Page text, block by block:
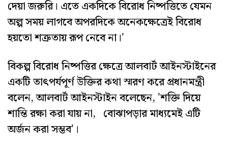
দেয়া জরুরি। এতে একদিকে বিরোধ নিষ্পত্তিতে যেমন
অল্প সময় লাগবে অপরদিকে অনেকক্ষেত্রেই বিরোধ
হয়তো শত্রুতায় রূপ নেবে না।'
বিকল্প বিরোধ নিষ্পত্তির ক্ষেত্রে আলবার্ট আইনস্টাইনের
একটি তাৎপর্যপূর্ণ উক্তির কথা স্মরণ করে প্রধানমন্ত্রী
বলেন, আলবার্ট আইনস্টাইন বলেছেন, 'শক্তি দিয়ে
শান্তি রক্ষা করা যায় না, বোঝাপড়ার মাধ্যমেই এটি
অর্জন করা সম্ভব'।